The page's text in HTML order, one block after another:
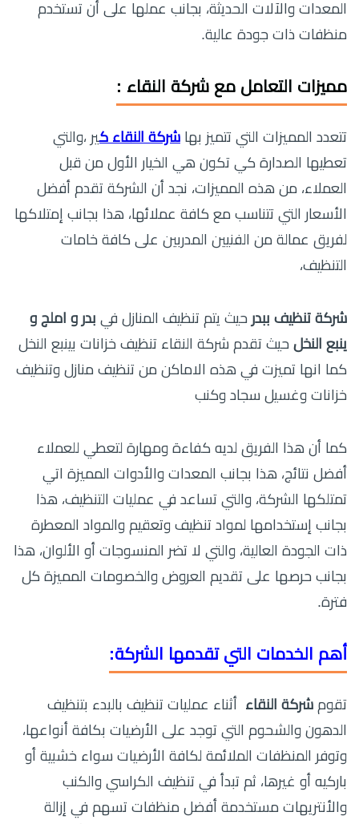
المعدات والآلات الحديثة، بجانب عملها على أن تستخدم
منظفات ذات جودة عالية.
مميزات التعامل مع شركة النقاء :
تتعدد المميزات التي تتميز بها شركة النقاء كير ،والتي
تعطيها الصدارة كي تكون هي الخيار الأول من قبل
العملاء، من هذه المميزات، نجد أن الشركة تقدم أفضل
الأسعار التي تتناسب مع كافة عملائها، هذا بجانب إمتلاكها
لفريق عمالة من الفنيين المدربين على كافة خامات
التنظيف،
شركة تنظيف ببدر حيث يتم تنظيف المنازل في بدر و املج و
ينبع النخل حيث تقدم شركة النقاء تنظيف خزانات بينبع النخل
كما انها تميزت في هذه الاماكن من تنظيف منازل وتنظيف
خزانات وغسيل سجاد وكنب
كما أن هذا الفريق لديه كفاءة ومهارة لتعطي للعملاء
أفضل نتائج، هذا بجانب المعدات والأدوات المميزة اتي
تمتلكها الشركة، والتي تساعد في عمليات التنظيف، هذا
بجانب إستخدامها لمواد تنظيف وتعقيم والمواد المعطرة
ذات الجودة العالية، والتي لا تضر المنسوجات أو الألوان، هذا
بجانب حرصها على تقديم العروض والخصومات المميزة كل
فترة.
أهم الخدمات التي تقدمها الشركة:
تقوم شركة النقاء
أثناء عمليات تنظيف بالبدء بتنظيف
الدهون والشحوم التي توجد على الأرضيات بكافة أنواعها،
وتوفر المنظفات الملائمة لكافة الأرضيات سواء خشبية أو
باركيه أو غيرها، ثم تبدأ في تنظيف الكراسي والكنب
والأنتريهات مستخدمة أفضل منظفات تسهم في إزالة